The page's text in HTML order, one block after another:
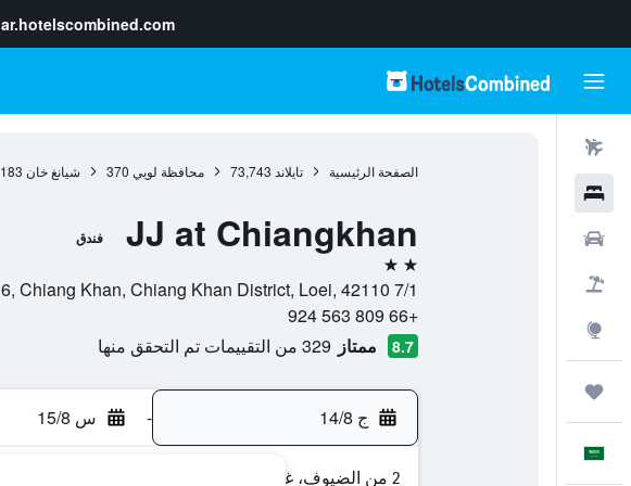
ar.hotelscombined.com
الصفحة الرئيسية تايلاند 73,743 محافظة لويي 370 شيانغ خان 183
JJ at Chiangkhan فندق
2 نجمتين
7/1 Moo 6, Chiang Khan, Chiang Khan District, Loei, 42110, شيانغ خان, محافظة لويي, تايلاند
+66 809 563 924
8.7 ممتاز 329 من التقييمات تم التحقق منها
ج 14/8 - س 15/8
2 من الضيوف، غرفة واحدة